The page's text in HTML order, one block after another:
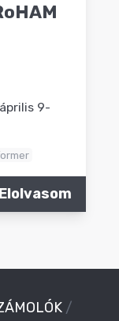
9-
Elolvasom
/